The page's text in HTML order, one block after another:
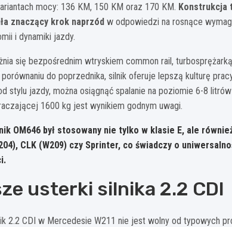
mocy: 136 KM, 150 KM oraz 170 KM. Konstrukcja
znaczący krok naprzód w odpowiedzi na rosnące
i dynamiki jazdy.
się bezpośrednim wtryskiem common rail,
porównaniu do poprzednika, silnik oferuje lepszą kulturę
stylu jazdy, można osiągnąć spalanie na poziomie 6-8
1600 kg jest wynikiem godnym uwagi.
OM646 był stosowany nie tylko w klasie E, ale
CLK (W209) czy Sprinter, co świadczy o
usterki silnika 2.2 CDI
2.2 CDI w Mercedesie W211 nie jest wolny od typowych